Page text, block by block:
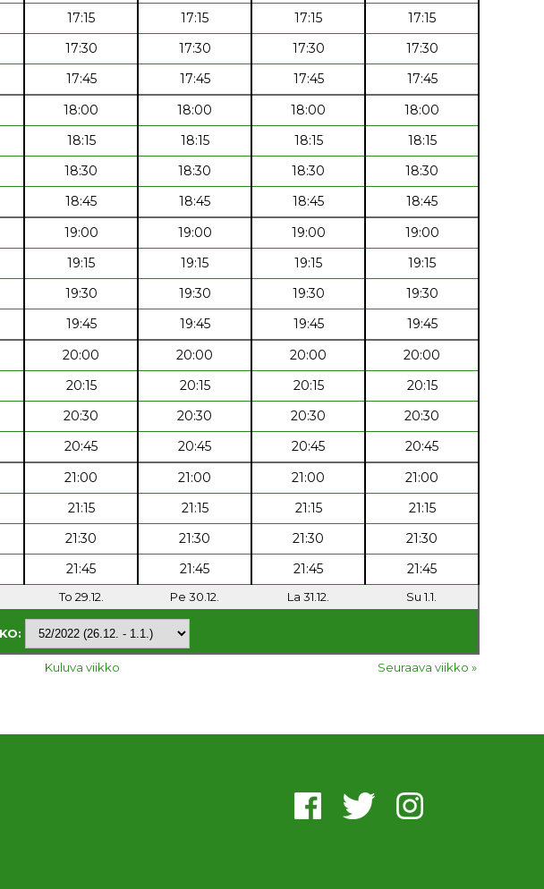
17:15 17:15 17:15
17:15
17:30 17:30 17:30
17:30
17:45 17:45 17:45
17:45
18:00 18:00 18:00
18:00
18:15 18:15 18:15
18:15
18:30 18:30 18:30
18:30
18:45 18:45 18:45
18:45
19:00 19:00 19:00
19:00
19:15 19:15 19:15
19:15
19:30 19:30 19:30
19:30
19:45 19:45 19:45
19:45
20:00 20:00 20:00
20:00
20:15 20:15 20:15
20:15
20:30 20:30 20:30
20:30
20:45 20:45 20:45
20:45
21:00 21:00 21:00
21:00
21:15 21:15 21:15
21:15
21:30 21:30 21:30
21:30
21:45 21:45 21:45 21:45
To 29.12. Pe 30.12. La 31.12. Su 1.1.
Kuluva viikko Seuraava viikko »